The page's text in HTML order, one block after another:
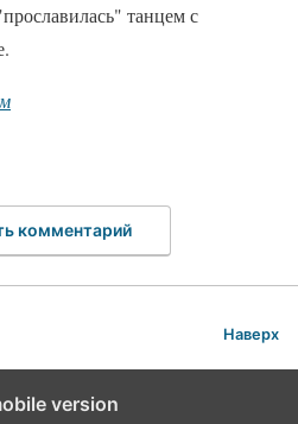
танцем с
комментарий
Наверх
version